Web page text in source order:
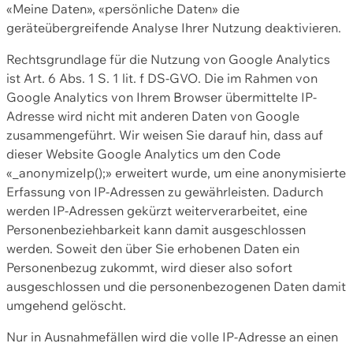
«Meine Daten», «persönliche Daten» die
geräteübergreifende Analyse Ihrer Nutzung deaktivieren.
Rechtsgrundlage für die Nutzung von Google Analytics
ist Art. 6 Abs. 1 S. 1 lit. f DS-GVO. Die im Rahmen von
Google Analytics von Ihrem Browser übermittelte IP-
Adresse wird nicht mit anderen Daten von Google
zusammengeführt. Wir weisen Sie darauf hin, dass auf
dieser Website Google Analytics um den Code
«_anonymizeIp();» erweitert wurde, um eine anonymisierte
Erfassung von IP-Adressen zu gewährleisten. Dadurch
werden IP-Adressen gekürzt weiterverarbeitet, eine
Personenbeziehbarkeit kann damit ausgeschlossen
werden. Soweit den über Sie erhobenen Daten ein
Personenbezug zukommt, wird dieser also sofort
ausgeschlossen und die personenbezogenen Daten damit
umgehend gelöscht.
Nur in Ausnahmefällen wird die volle IP-Adresse an einen